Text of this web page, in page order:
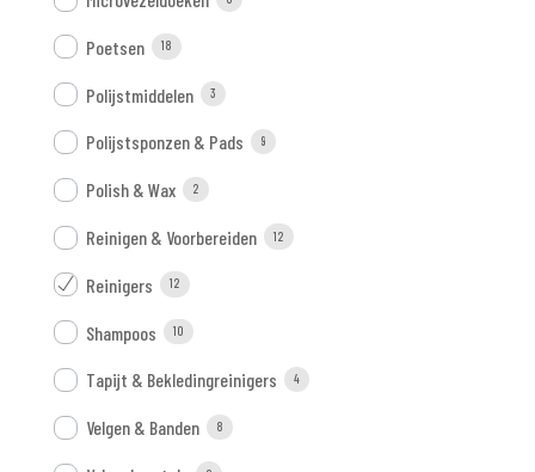
Poetsen 18
Polijstmiddelen 3
Polijstsponzen & Pads 9
Polish & Wax 2
Reinigen & Voorbereiden 12
Reinigers 12
Shampoos 10
Tapijt & Bekledingreinigers 4
Velgen & Banden 8